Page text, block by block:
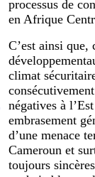
processus de
en Afrique
C’est ainsi que,
climat
négatives à
embrasement
d’une menace
Cameroun et
toujours